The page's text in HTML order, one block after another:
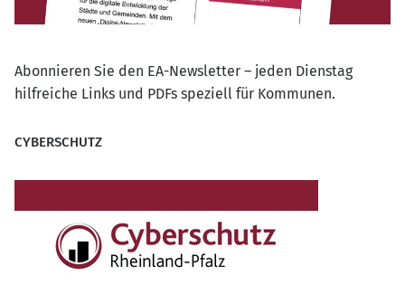
Abonnieren Sie den EA-Newsletter – jeden Dienstag
hilfreiche Links und PDFs speziell für Kommunen.
CYBERSCHUTZ